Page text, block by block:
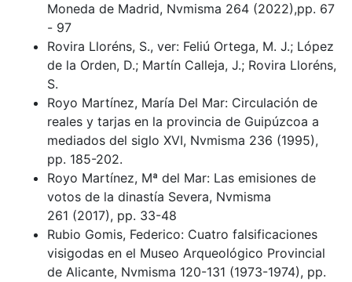
Moneda de Madrid, Nvmisma 264 (2022),pp. 67
- 97
Rovira Lloréns, S., ver: Feliú Ortega, M. J.; López
de la Orden, D.; Martín Calleja, J.; Rovira Lloréns,
S.
Royo Martínez, María Del Mar: Circulación de
reales y tarjas en la provincia de Guipúzcoa a
mediados del siglo XVI, Nvmisma 236 (1995),
pp. 185-202.
Royo Martínez, Mª del Mar: Las emisiones de
votos de la dinastía Severa, Nvmisma
261 (2017), pp. 33-48
Rubio Gomis, Federico: Cuatro falsificaciones
visigodas en el Museo Arqueológico Provincial
de Alicante, Nvmisma 120-131 (1973-1974), pp.